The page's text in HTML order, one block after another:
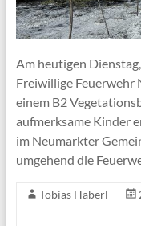
Am heutigen
Freiwillige Feuerwehr
einem B2
aufmerksame Kinder
im Neumarkter
umgehend die
Tobias Haberl